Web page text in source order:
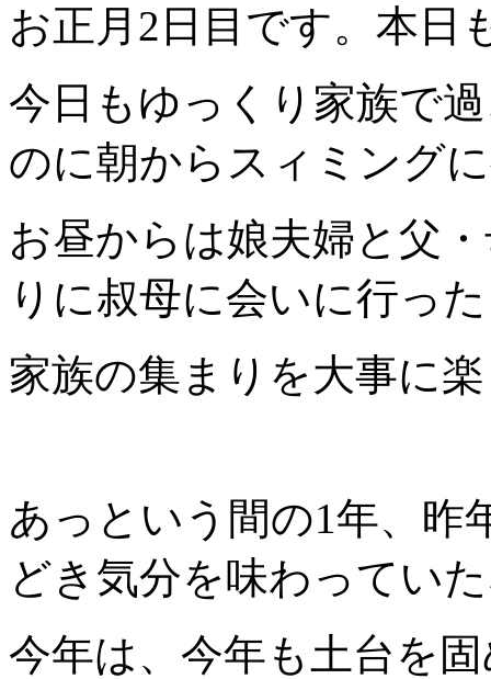
お正月2日目です。本日
今日もゆっくり家族で
のに朝からスィミング
お昼からは娘夫婦と父
りに叔母に会いに行っ
家族の集まりを大事に
あっという間の1年、昨
どき気分を味わってい
今年は、今年も土台を